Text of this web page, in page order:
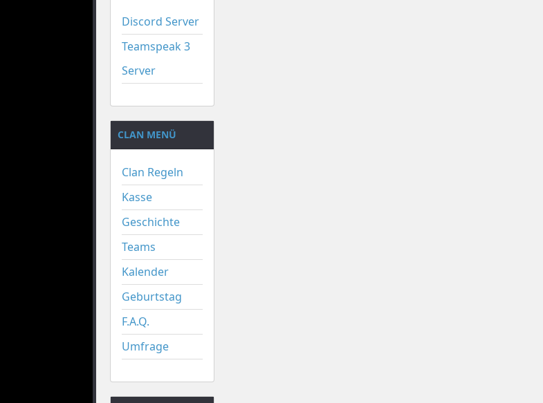
Discord Server
Teamspeak 3
Server
CLAN MENÜ
Clan Regeln
Kasse
Geschichte
Teams
Kalender
Geburtstag
F.A.Q.
Umfrage